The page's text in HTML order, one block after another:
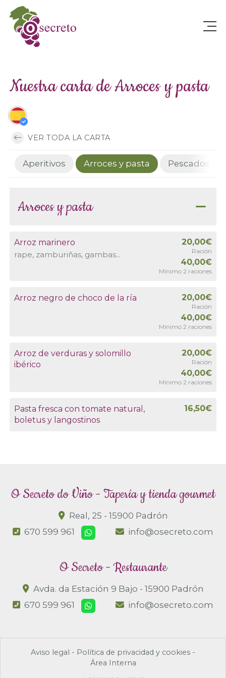
Nuestra carta de Arroces y pasta
VER TODA LA CARTA
Aperitivos Arroces y pasta Pescados
Arroces y pasta
Arroz marinero
rape, zamburiñas, gambas...
20,00€
Ración
40,00€
Mínimo 2 raciones
Arroz negro de choco de la ría 20,00€
Ración
40,00€
Mínimo 2 raciones
Arroz de verduras y solomillo
ibérico
20,00€
Ración
40,00€
Mínimo 2 raciones
Pasta fresca con tomate natural,
boletus y langostinos
16,50€
O Secreto do Viño - Tapería y tienda gourmet
Real, 25 - 15900 Padrón
670 599 961
info@osecreto.com
O Secreto - Restaurante
Avda. da Estación 9 Bajo - 15900 Padrón
670 599 961
info@osecreto.com
Aviso legal - Política de privacidad y cookies -
Área Interna